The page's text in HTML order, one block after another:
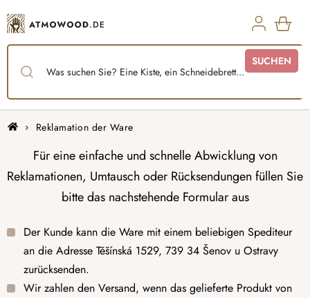
Inhalt
springen
SUCHEN
StartseiteReklamation der Ware
Für eine einfache und schnelle Abwicklung von
Reklamationen, Umtausch oder Rücksendungen füllen Sie
bitte das nachstehende Formular aus
Der Kunde kann die Ware mit einem beliebigen Spediteur
an die Adresse Těšínská 1529, 739 34 Šenov u Ostravy
zurücksenden.
Wir zahlen den Versand, wenn das gelieferte Produkt von